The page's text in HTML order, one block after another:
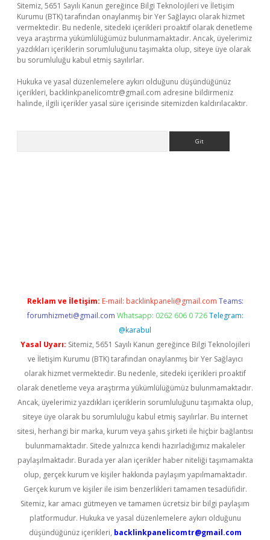
Sitemiz, 5651 Sayılı Kanun gereğince Bilgi Teknolojileri ve İletişim
Kurumu (BTK) tarafından onaylanmış bir Yer Sağlayıcı olarak hizmet
vermektedir. Bu nedenle, sitedeki içerikleri proaktif olarak denetleme
veya araştırma yükümlülüğümüz bulunmamaktadır. Ancak, üyelerimiz
yazdıkları içeriklerin sorumluluğunu taşımakta olup, siteye üye olarak
bu sorumluluğu kabul etmiş sayılırlar.
Hukuka ve yasal düzenlemelere aykırı olduğunu düşündüğünüz
içerikleri, backlinkpanelicomtr@gmail.com adresine bildirmeniz
halinde, ilgili içerikler yasal süre içerisinde sitemizden kaldırılacaktır.
Reklam ve İletişim: E-mail: backlinkpaneli@gmail.com Teams:
forumhizmeti@gmail.com Whatsapp: 0262 606 0 726 Telegram:
@karabul
Yasal Uyarı: Sitemiz, 5651 Sayılı Kanun gereğince Bilgi Teknolojileri
ve İletişim Kurumu (BTK) tarafından onaylanmış bir Yer Sağlayıcı
olarak hizmet vermektedir. Bu nedenle, sitedeki içerikleri proaktif
olarak denetleme veya araştırma yükümlülüğümüz bulunmamaktadır.
Ancak, üyelerimiz yazdıkları içeriklerin sorumluluğunu taşımakta olup,
siteye üye olarak bu sorumluluğu kabul etmiş sayılırlar. Bu internet
sitesi, herhangi bir marka, kurum veya şahıs şirketi ile hiçbir bağlantısı
bulunmamaktadır. Sitede yalnızca kendi hazırladığımız makaleler
paylaşılmaktadır. Burada yer alan içerikler haber niteliği taşımamakta
olup, gerçek kurum ve kişiler hakkında paylaşım yapılmamaktadır.
Gerçek kurum ve kişiler ile isim benzerlikleri tamamen tesadüfidir.
Sitemiz, kar amacı gütmeyen ve tamamen ücretsiz bir bilgi paylaşım
platformudur. Hukuka ve yasal düzenlemelere aykırı olduğunu
düşündüğünüz içerikleri, backlinkpanelicomtr@gmail.com